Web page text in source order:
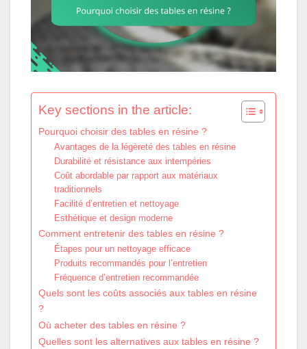
Key sections in the article:
Pourquoi choisir des tables en résine ?
Avantages de la légèreté des tables en résine
Durabilité et résistance aux intempéries
Coût abordable par rapport aux matériaux
traditionnels
Facilité d’entretien et nettoyage
Esthétique et design moderne
Comment entretenir des tables en résine ?
Étapes pour un nettoyage efficace
Produits recommandés pour l’entretien
Fréquence d’entretien recommandée
Quels sont les coûts associés aux tables en résine
?
Où acheter des tables en résine ?
Quelles sont les alternatives aux tables en résine ?